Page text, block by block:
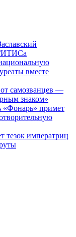
вместе
самозванцев —
знаком»
примет
тезок императриц